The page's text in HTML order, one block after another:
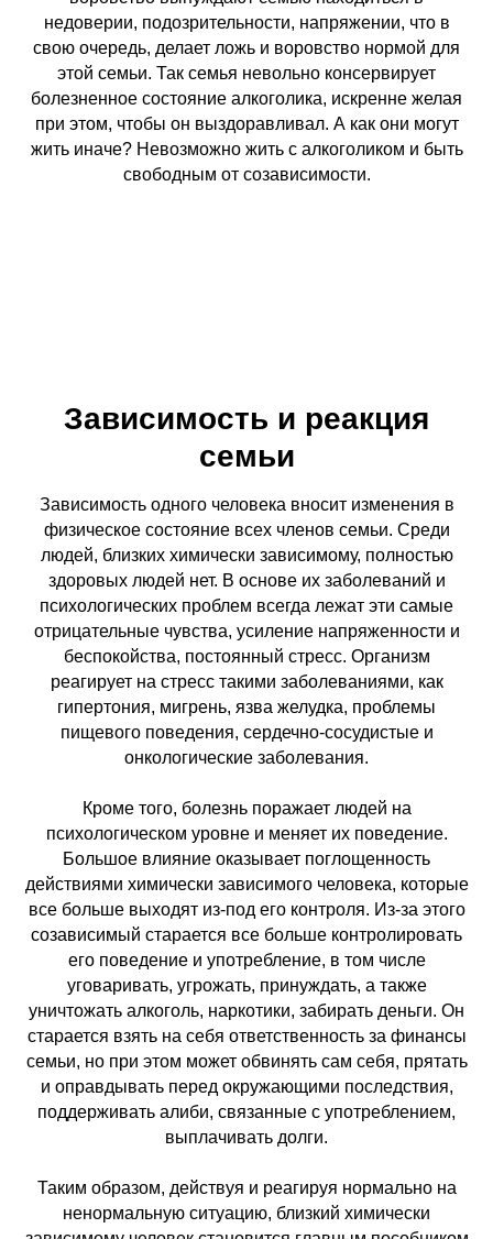
недоверии, подозрительности, напряжении, что в
свою очередь, делает ложь и воровство нормой для
этой семьи. Так семья невольно консервирует
болезненное состояние алкоголика, искренне желая
при этом, чтобы он выздоравливал. А как они могут
жить иначе? Невозможно жить с алкоголиком и быть
свободным от созависимости.
Зависимость и реакция
семьи
Зависимость одного человека вносит изменения в
физическое состояние всех членов семьи. Среди
людей, близких химически зависимому, полностью
здоровых людей нет. В основе их заболеваний и
психологических проблем всегда лежат эти самые
отрицательные чувства, усиление напряженности и
беспокойства, постоянный стресс. Организм
реагирует на стресс такими заболеваниями, как
гипертония, мигрень, язва желудка, проблемы
пищевого поведения, сердечно-сосудистые и
онкологические заболевания.
Кроме того, болезнь поражает людей на
психологическом уровне и меняет их поведение.
Большое влияние оказывает поглощенность
действиями химически зависимого человека, которые
все больше выходят из-под его контроля. Из-за этого
созависимый старается все больше контролировать
его поведение и употребление, в том числе
уговаривать, угрожать, принуждать, а также
уничтожать алкоголь, наркотики, забирать деньги. Он
старается взять на себя ответственность за финансы
семьи, но при этом может обвинять сам себя, прятать
и оправдывать перед окружающими последствия,
поддерживать алиби, связанные с употреблением,
выплачивать долги.
Таким образом, действуя и реагируя нормально на
ненормальную ситуацию, близкий химически